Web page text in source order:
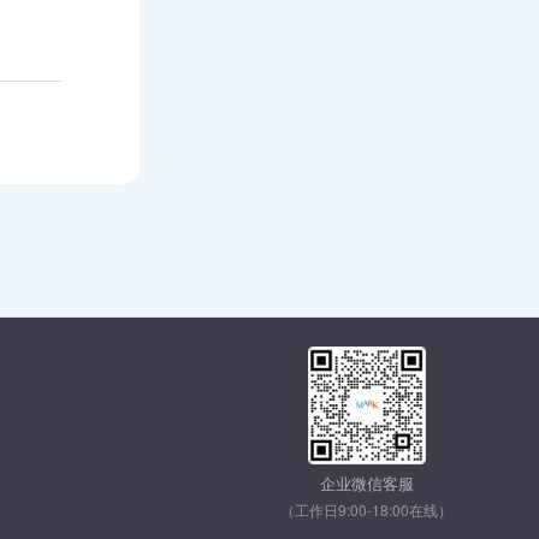
企业微信客服
（工作日9:00-18:00在线）